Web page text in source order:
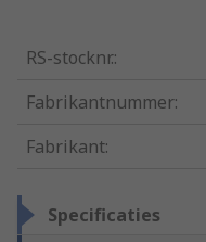
RS-stocknr.:
Fabrikantnummer:
Fabrikant:
Specificaties